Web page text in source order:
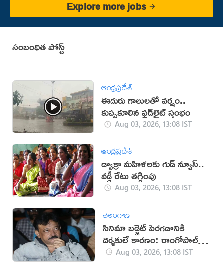
Explore more jobs
సంబంధిత పోస్ట్
ఆంధ్రప్రదేశ్
ఈదురు గాలులతో వర్షం..
కుప్పకూలిన ఫ్లడ్‌లైట్‌ స్తంభం
Aug 03, 2026, 13:08 IST
ఆంధ్రప్రదేశ్
డ్వాక్రా మహిళలకు గుడ్ న్యూస్..
వడ్డీ రేటు తగ్గింపు
Aug 03, 2026, 13:08 IST
తెలంగాణ
సినిమా బడ్జెట్ పెరగడానికి
దర్శకులే కారణం: రాంగోపాల్
వర్మAug 03, 2026, 13:08 IST